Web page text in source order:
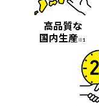
高品質な
国内生産※1